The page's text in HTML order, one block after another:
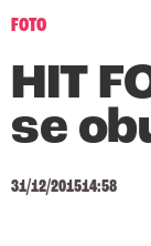
FOTO
HIT
se
31/12/201514:58